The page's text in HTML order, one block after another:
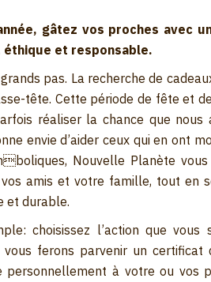
gâtez vos proches avec
éthique et responsable.
pas. La recherche de
tête. Cette période de fête et
réaliser la chance que nous
envie d’aider ceux qui en ont
Nouvelle Planète
amis et votre famille, tout en
et durable.
choisissez l’action que vous
ferons parvenir un certificat
personnellement à votre ou vos